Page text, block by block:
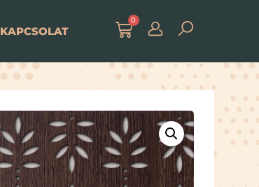
KAPCSOLAT
0